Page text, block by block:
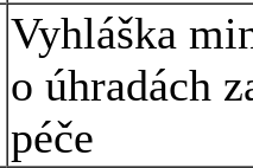
Vyhláška
o úhradách
péče